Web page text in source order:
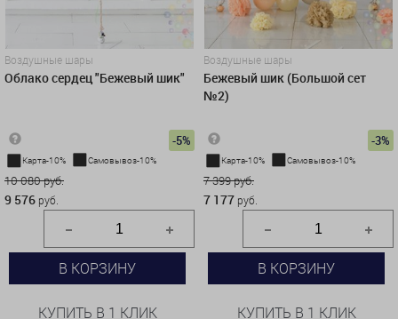
Воздушные шары
Облако сердец "Бежевый шик"
-5%
Карта-10% Самовывоз-10%
10 080 руб.
9 576 руб.
В КОРЗИНУ
КУПИТЬ В 1 КЛИК
Воздушные шары
Бежевый шик (Большой сет
№2)
-3%
Карта-10% Самовывоз-10%
7 399 руб.
7 177 руб.
В КОРЗИНУ
КУПИТЬ В 1 КЛИК